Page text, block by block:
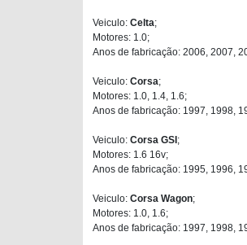
Veiculo: Celta;
Motores: 1.0;
Anos de fabricação: 2006, 2007,
Veiculo: Corsa;
Motores: 1.0, 1.4, 1.6;
Anos de fabricação: 1997, 1998,
Veiculo: Corsa GSI;
Motores: 1.6 16v;
Anos de fabricação: 1995, 1996,
Veiculo: Corsa Wagon;
Motores: 1.0, 1.6;
Anos de fabricação: 1997, 1998,